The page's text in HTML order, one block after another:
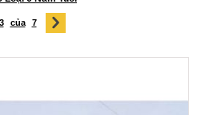
3 của 7